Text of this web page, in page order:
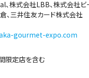
社LBB、株式会社ビー・
井住友カード株式会社
gourmet-expo.com
定店を含む